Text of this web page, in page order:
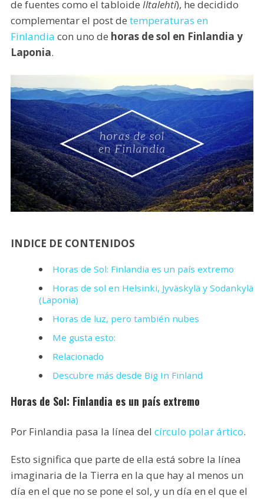
de fuentes como el tabloide Iltalehti), he decidido
complementar el post de temperaturas en
Finlandia con uno de horas de sol en Finlandia y
Laponia.
INDICE DE CONTENIDOS
Horas de Sol: Finlandia es un país extremo
Horas de sol en Helsinki, Jyväskylä y Sodankylä
(Laponia)
Horas de luz, pero también nubes
Me gusta esto:
Relacionado
Descubre más desde Big In Finland
Horas de Sol: Finlandia es un país extremo
Por Finlandia pasa la línea del círculo polar ártico.
Esto significa que parte de ella está sobre la línea
imaginaria de la Tierra en la que hay al menos un
día en el que no se pone el sol, y un día en el que el